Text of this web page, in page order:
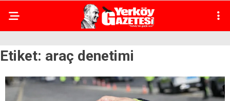
Etiket: araç denetimi